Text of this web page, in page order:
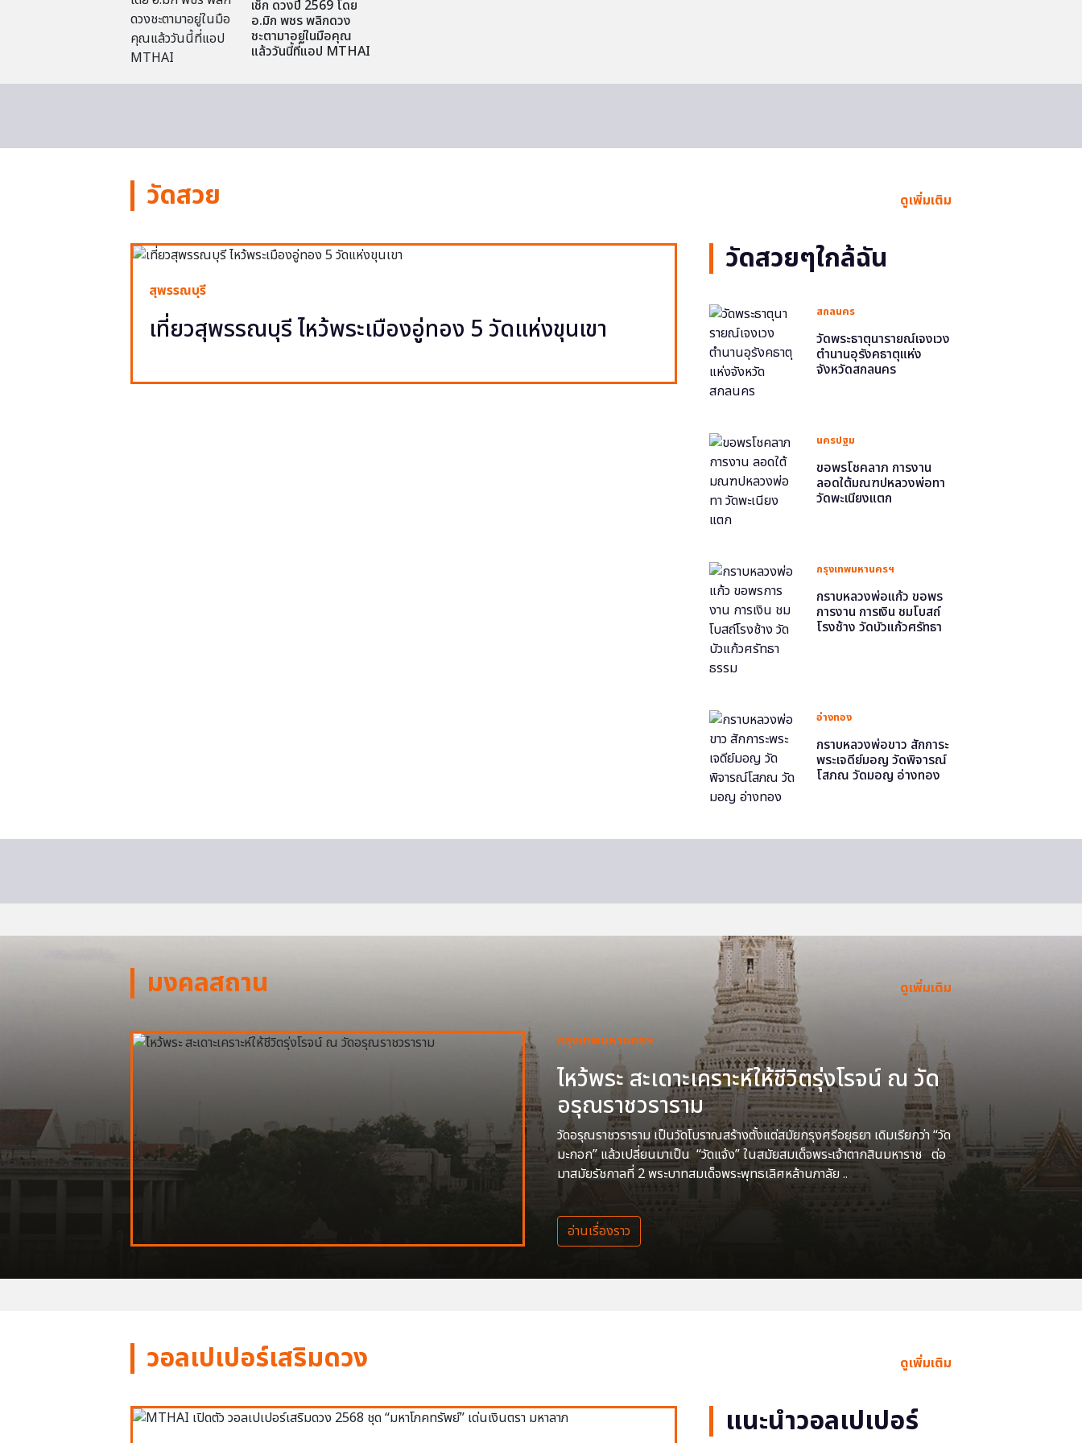
เช็ก ดวงปี 2569 โดย
อ.มิก พชร พลิกดวง
ชะตามาอยู่ในมือคุณ
แล้ววันนี้ที่แอป MTHAI
วัดสวย ดูเพิ่มเติม
สุพรรณบุรี
เที่ยวสุพรรณบุรี ไหว้พระเมืองอู่ทอง 5 วัดแห่งขุนเขา
วัดสวยๆใกล้ฉัน
สกลนคร
วัดพระธาตุนารายณ์เจงเวง
ตำนานอุรังคธาตุแห่ง
จังหวัดสกลนคร
นครปฐม
ขอพรโชคลาภ การงาน
ลอดใต้มณฑปหลวงพ่อทา
วัดพะเนียงแตก
กรุงเทพมหานครฯ
กราบหลวงพ่อแก้ว ขอพร
การงาน การเงิน ชมโบสถ์
โรงช้าง วัดบัวแก้วศรัทธา
อ่างทอง
กราบหลวงพ่อขาว สักการะ
พระเจดีย์มอญ วัดพิจารณ์
โสภณ วัดมอญ อ่างทอง
มงคลสถาน ดูเพิ่มเติม
กรุงเทพมหานครฯ
ไหว้พระ สะเดาะเคราะห์ให้ชีวิตรุ่งโรจน์ ณ วัด
อรุณราชวราราม
วัดอรุณราชวราราม เป็นวัดโบราณสร้างตั้งแต่สมัยกรุงศรีอยุธยา เดิมเรียกว่า “วัด
มะกอก” แล้วเปลี่ยนมาเป็น “วัดแจ้ง” ในสมัยสมเด็จพระเจ้าตากสินมหาราช ต่อ
มาสมัยรัชกาลที่ 2 พระบาทสมเด็จพระพุทธเลิศหล้านภาลัย ..
อ่านเรื่องราว
วอลเปเปอร์เสริมดวง ดูเพิ่มเติม
แนะนำวอลเปเปอร์